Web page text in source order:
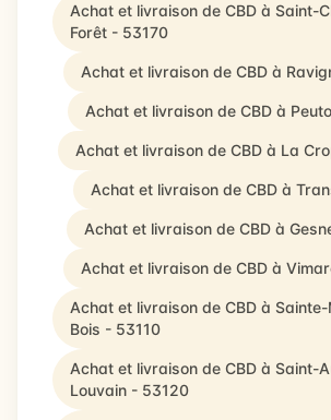
Achat et livraison de CBD à Saint-
Forêt - 53170
Achat et livraison de CBD à
Achat et livraison de CBD à
Achat et livraison de CBD à La
Achat et livraison de CBD à
Achat et livraison de CBD à
Achat et livraison de CBD à
Achat et livraison de CBD à
Bois - 53110
Achat et livraison de CBD à Saint-
Louvain - 53120